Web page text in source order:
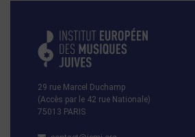
29 rue Marcel Duchamp
(Accès par le 42 rue Nationale)
75013 PARIS